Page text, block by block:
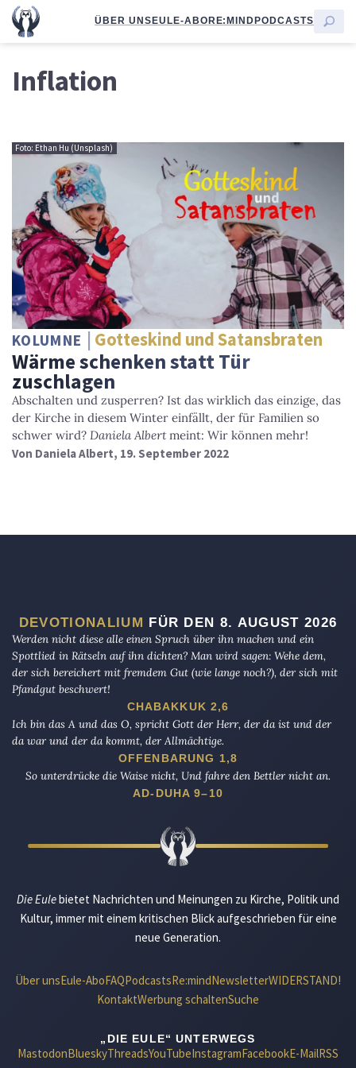
ÜBER UNSEULE-ABORE:MINDPODCASTS
Inflation
Foto: Ethan Hu (Unsplash)
KOLUMNE Gotteskind und Satansbraten
Wärme schenken statt Tür
zuschlagen
Abschalten und zusperren? Ist das wirklich das einzige, das
der Kirche in diesem Winter einfällt, der für Familien so
schwer wird? Daniela Albertmeint: Wir können mehr!
Von Daniela Albert, 19. September 2022
DEVOTIONALIUM FÜR DEN 8. AUGUST 2026
Werden nicht diese alle einen Spruch über ihn machen und ein
Spottlied in Rätseln auf ihn dichten? Man wird sagen: Wehe dem,
der sich bereichert mit fremdem Gut (wie lange noch?), der sich mit
Pfandgut beschwert!
CHABAKKUK 2,6
Ich bin das A und das O, spricht Gott der Herr, der da ist und der
da war und der da kommt, der Allmächtige.
OFFENBARUNG 1,8
So unterdrücke die Waise nicht, Und fahre den Bettler nicht an.
AD-DUHA 9–10
Die Eulebietet Nachrichten und Meinungen zu Kirche, Politik und
Kultur, immer mit einem kritischen Blick aufgeschrieben für eine
neue Generation.
Über unsEule-AboFAQPodcastsRe:mindNewsletterWIDERSTAND!
KontaktWerbung schaltenSuche
„DIE EULE“ UNTERWEGS
MastodonBlueskyThreadsYouTubeInstagramFacebookE-MailRSS